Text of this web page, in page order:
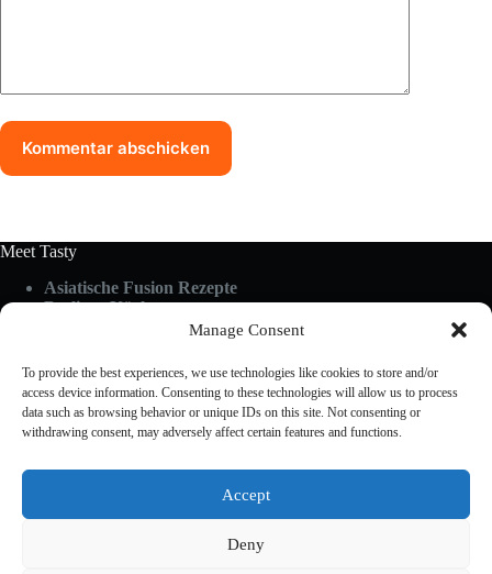
Manage Consent
To provide the best experiences, we use technologies like cookies to store and/or
access device information. Consenting to these technologies will allow us to process
data such as browsing behavior or unique IDs on this site. Not consenting or
withdrawing consent, may adversely affect certain features and functions.
Accept
Deny
Kommentar abschicken
Meet Tasty
Asiatische Fusion Rezepte
Berliner Küche
Küchen-Hacks & Tipps
Rezepte A-Z
Schnelle Küche
Useful Links
About Us